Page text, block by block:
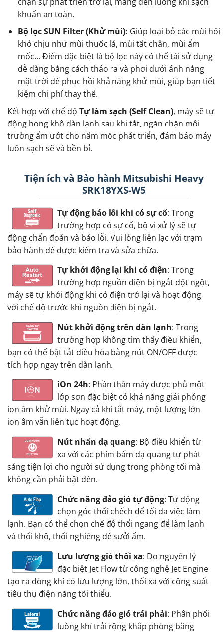
khuẩn an toàn.
Bộ lọc SUN Filter (Khử mùi): Giúp loại bỏ các mùi hôi
khó chịu như mùi thuốc lá, mùi tất chân, mùi ẩm
mốc... Điểm đặc biệt là bộ lọc này có thể tái sử dụng
dễ dàng bằng cách tháo ra và phơi dưới ánh nắng
mặt trời để phục hồi khả năng khử mùi, giúp bạn tiết
kiệm chi phí thay thế.
Kết hợp với chế độ Tự làm sạch (Self Clean), máy sẽ tự
động hong khô dàn lạnh sau khi tắt, ngăn chặn môi
trường ẩm ướt cho nấm mốc phát triển, đảm bảo máy
luôn sạch sẽ và bền bỉ.
Tiện ích và Bảo hành Mitsubishi Heavy
SRK18YXS-W5
Tự động báo lỗi khi có sự cố: Trong
trường hợp có sự cố, bộ vi xử lý sẽ tự
động chẩn đoán và báo lỗi. Vui lòng liên lạc với trạm
bảo hành để được kiểm tra và sửa chữa.
Tự khởi động lại khi có điện: Trong
trường hợp nguồn điện bị ngắt đột ngột,
máy sẽ tự khởi động khi có điện trở lại và hoạt động
với chế độ trước khi nguồn điện bị ngắt.
Nút khởi động trên dàn lạnh: Trong
trường hợp không tìm thấy điều khiển,
bạn có thể bật tắt điều hòa bằng nút ON/OFF được
tích hợp ngay trên dàn lạnh.
iOn 24h: Phần thân máy được phủ một
lớp sơn đặc biệt có khả năng giải phóng
ion âm khử mùi. Ngay cả khi tắt máy, một lượng lớn
ion âm vẫn liên tục hoạt động.
Nút nhấn dạ quang: Bộ điều khiển từ
xa với các phím bấm dạ quang tự phát
sáng tiện lợi cho người sử dụng trong phòng tối mà
không cần phải bật đèn.
Chức năng đảo gió tự động: Tự động
chọn góc thổi chếch để tối đa việc làm
lạnh. Bạn có thể chọn chế độ thổi ngang để làm lạnh
và thổi khô, thổi nghiêng để sưởi ấm.
Lưu lượng gió thổi xa: Do nguyên lý
đặc biệt Jet Flow từ công nghệ Jet Engine
tạo ra dòng khí có lưu lượng lớn, thổi xa với công suất
tiêu thụ điện năng tối thiểu.
Chức năng đảo gió trái phải: Phân phối
luồng khí trải rộng khắp phòng bằng